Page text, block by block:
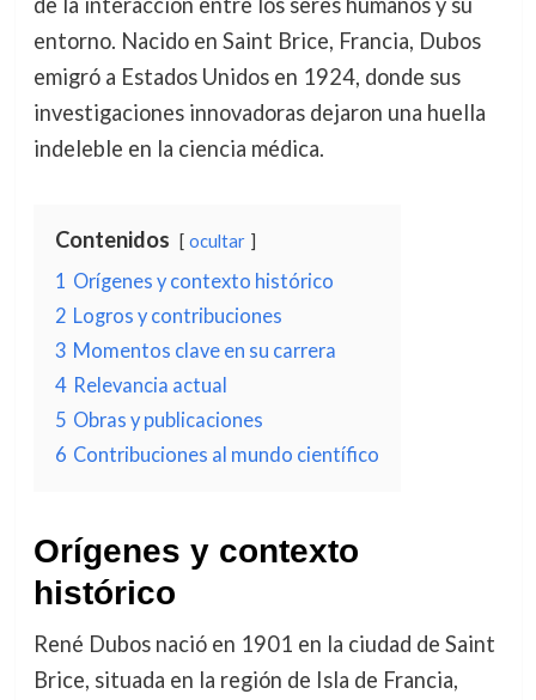
entorno. Nacido en Saint Brice, Francia, Dubos
emigró a Estados Unidos en 1924, donde sus
investigaciones innovadoras dejaron una huella
indeleble en la ciencia médica.
Contenidos ocultar
1 Orígenes y contexto histórico
2 Logros y contribuciones
3 Momentos clave en su carrera
4 Relevancia actual
5 Obras y publicaciones
6 Contribuciones al mundo científico
Orígenes y contexto
histórico
René Dubos nació en 1901 en la ciudad de Saint
Brice, situada en la región de Isla de Francia,